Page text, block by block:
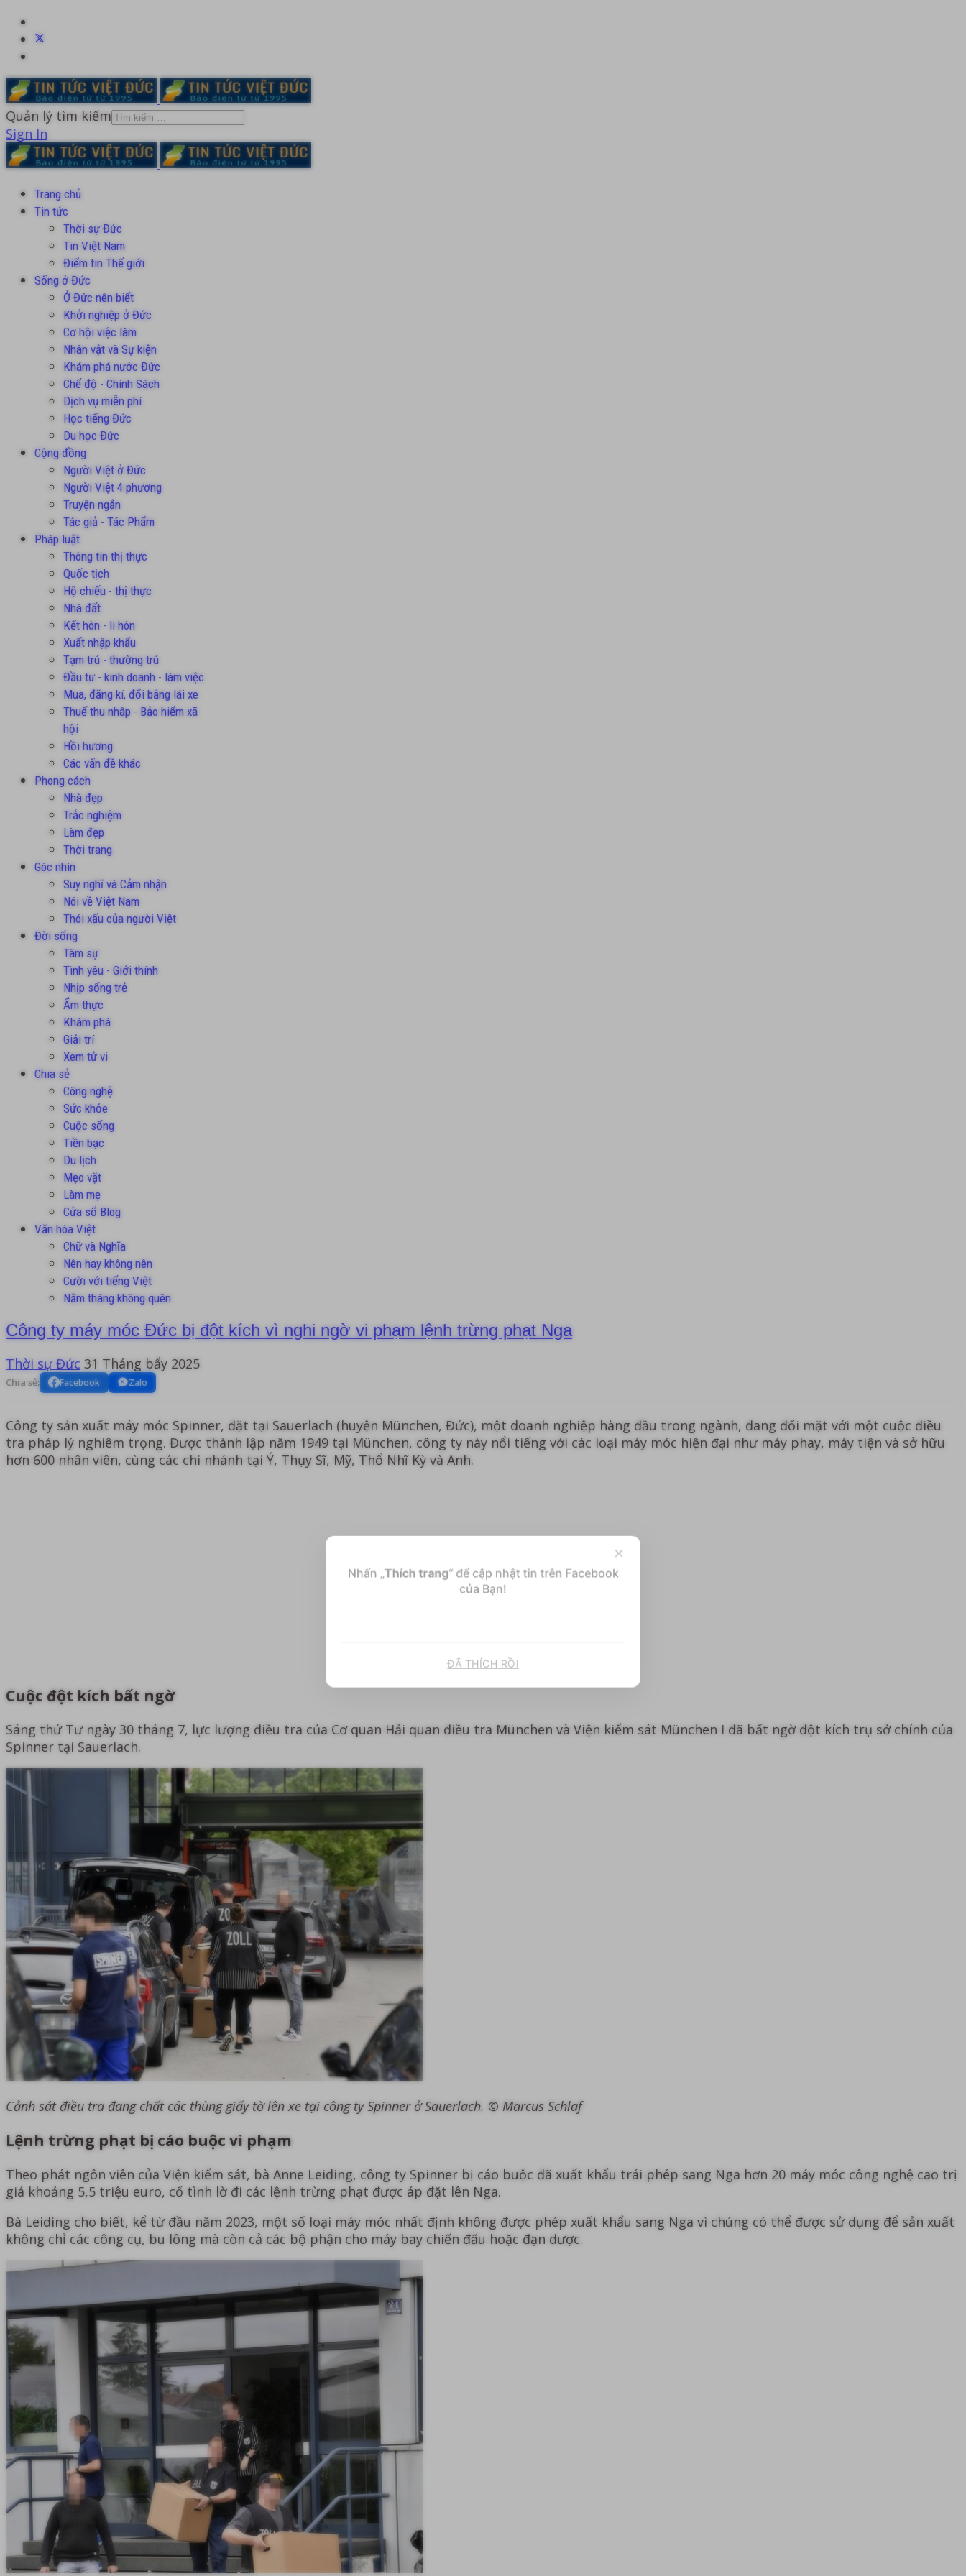
Quản lý tìm kiếm
Sign In
Trang chủ
Tin tức
Thời sự Đức
Tin Việt Nam
Điểm tin Thế giới
Sống ở Đức
Ở Đức nên biết
Khởi nghiệp ở Đức
Cơ hội việc làm
Nhân vật và Sự kiện
Khám phá nước Đức
Chế độ - Chính Sách
Dịch vụ miễn phí
Học tiếng Đức
Du học Đức
Cộng đồng
Người Việt ở Đức
Người Việt 4 phương
Truyện ngắn
Tác giả - Tác Phẩm
Pháp luật
Thông tin thị thực
Quốc tịch
Hộ chiếu - thị thực
Nhà đất
Kết hôn - li hôn
Xuất nhập khẩu
Tạm trú - thường trú
Đầu tư - kinh doanh - làm việc
Mua, đăng kí, đổi bằng lái xe
Thuế thu nhâp - Bảo hiểm xã
hội
Hồi hương
Các vấn đề khác
Phong cách
Nhà đẹp
Trắc nghiệm
Làm đẹp
Thời trang
Góc nhìn
Suy nghĩ và Cảm nhận
Nói về Việt Nam
Thói xấu của người Việt
Đời sống
Tâm sự
Tình yêu - Giới thính
Nhịp sống trẻ
Ẩm thực
Khám phá
Giải trí
Xem tử vi
Chia sẻ
Công nghệ
Sức khỏe
Cuộc sống
Tiền bạc
Du lịch
Mẹo vặt
Làm mẹ
Cửa sổ Blog
Văn hóa Việt
Chữ và Nghĩa
Nên hay không nên
Cười với tiếng Việt
Năm tháng không quên
Công ty máy móc Đức bị đột kích vì nghi ngờ vi phạm lệnh trừng phạt Nga
Thời sự Đức 31 Tháng bẩy 2025
Chia sẻ: Facebook Zalo
Công ty sản xuất máy móc Spinner, đặt tại Sauerlach (huyện München, Đức), một doanh nghiệp hàng đầu trong ngành, đang đối mặt với một cuộc điều
tra pháp lý nghiêm trọng. Được thành lập năm 1949 tại München, công ty này nổi tiếng với các loại máy móc hiện đại như máy phay, máy tiện và sở hữu
hơn 600 nhân viên, cùng các chi nhánh tại Ý, Thụy Sĩ, Mỹ, Thổ Nhĩ Kỳ và Anh.
Cuộc đột kích bất ngờ
Sáng thứ Tư ngày 30 tháng 7, lực lượng điều tra của Cơ quan Hải quan điều tra München và Viện kiểm sát München I đã bất ngờ đột kích trụ sở chính của
Spinner tại Sauerlach.
Cảnh sát điều tra đang chất các thùng giấy tờ lên xe tại công ty Spinner ở Sauerlach. © Marcus Schlaf
Lệnh trừng phạt bị cáo buộc vi phạm
Theo phát ngôn viên của Viện kiểm sát, bà Anne Leiding, công ty Spinner bị cáo buộc đã xuất khẩu trái phép sang Nga hơn 20 máy móc công nghệ cao trị
giá khoảng 5,5 triệu euro, cố tình lờ đi các lệnh trừng phạt được áp đặt lên Nga.
Bà Leiding cho biết, kể từ đầu năm 2023, một số loại máy móc nhất định không được phép xuất khẩu sang Nga vì chúng có thể được sử dụng để sản xuất
không chỉ các công cụ, bu lông mà còn cả các bộ phận cho máy bay chiến đấu hoặc đạn dược.
×
Nhấn „ Thích trang“ để cập nhật tin trên Facebook
của Bạn!
ĐÃ THÍCH RỒI